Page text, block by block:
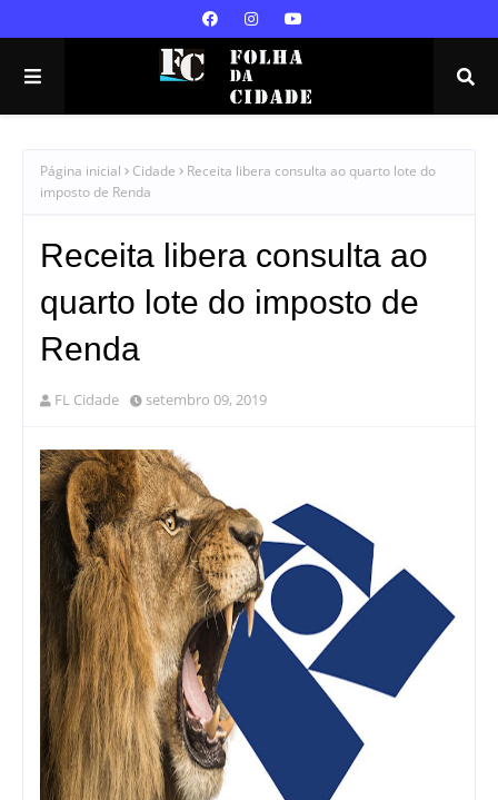
Página inicial Cidade
Receita libera consulta ao quarto lote do
imposto de Renda
Receita libera consulta ao
quarto lote do imposto de
Renda
FL Cidade setembro 09, 2019